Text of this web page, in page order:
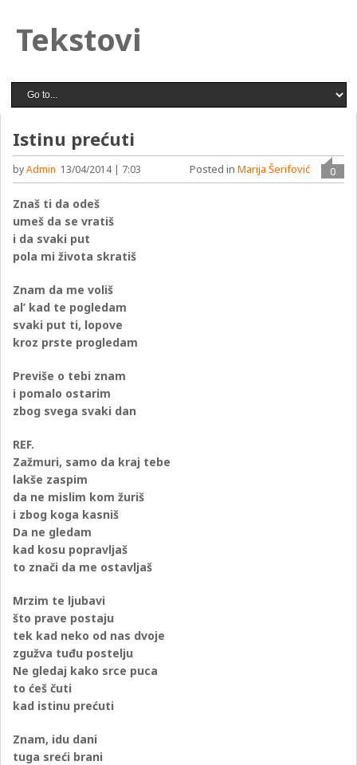
Tekstovi
Istinu prećuti
byAdmin 13/04/2014 | 7:03 0
Posted in Marija Šerifović
Znaš ti da odeš
umeš da se vratiš
i da svaki put
pola mi života skratiš
Znam da me voliš
al’ kad te pogledam
svaki put ti, lopove
kroz prste progledam
Previše o tebi znam
i pomalo ostarim
zbog svega svaki dan
REF.
Zažmuri, samo da kraj tebe
lakše zaspim
da ne mislim kom žuriš
i zbog koga kasniš
Da ne gledam
kad kosu popravljaš
to znači da me ostavljaš
Mrzim te ljubavi
što prave postaju
tek kad neko od nas dvoje
zgužva tuđu postelju
Ne gledaj kako srce puca
to ćeš čuti
kad istinu prećuti
Znam, idu dani
tuga sreći brani